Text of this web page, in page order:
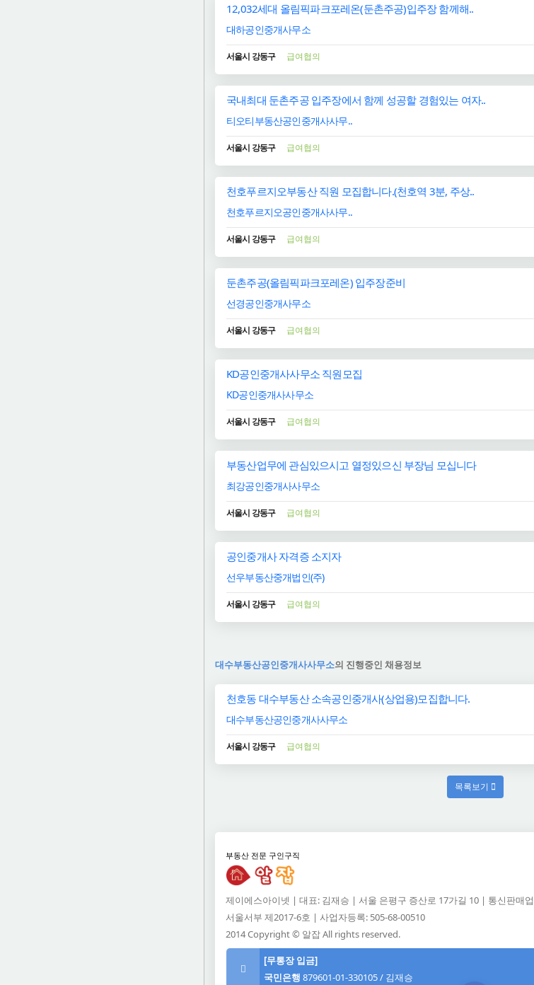
12,032세대 올림픽파크포레온(둔촌주공)입주장 함께해..
대하공인중개사무소
서울시 강동구 급여협의
국내최대 둔촌주공 입주장에서 함께 성공할 경험있는 여자..
티오티부동산공인중개사사무..
서울시 강동구 급여협의
천호푸르지오부동산 직원 모집합니다.(천호역 3분, 주상..
천호푸르지오공인중개사사무..
서울시 강동구 급여협의
둔촌주공(올림픽파크포레온) 입주장준비
선경공인중개사무소
서울시 강동구 급여협의
KD공인중개사사무소 직원모집
KD공인중개사사무소
서울시 강동구 급여협의
부동산업무에 관심있으시고 열정있으신 부장님 모십니다
최강공인중개사사무소
서울시 강동구 급여협의
공인중개사 자격증 소지자
선우부동산중개법인(주)
서울시 강동구 급여협의
대수부동산공인중개사사무소의 진행중인 채용정보
천호동 대수부동산 소속공인중개사(상업용)모집합니다.
대수부동산공인중개사사무소
서울시 강동구 급여협의
목록보기
부동산 전문 구인구직
제이에스아이넷 | 대표: 김재승 | 서울 은평구 증산로 17가길 10 | 통신판매
서울서부 제2017-6호 | 사업자등록: 505-68-00510
2014 Copyright © 알잡 All rights reserved.
[무통장 입금]
국민은행 879601-01-330105 / 김재승